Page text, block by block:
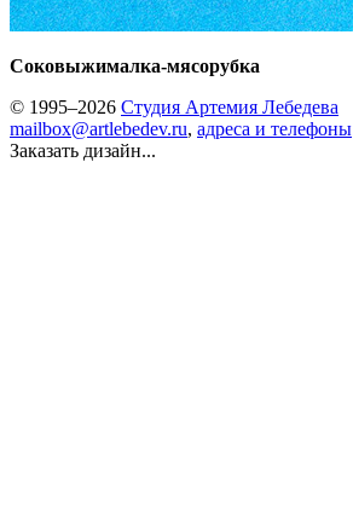
Соковыжималка-мясорубка
© 1995–2026 Студия Артемия Лебедева
mailbox@artlebedev.ru, адреса и телефоны
Заказать дизайн...